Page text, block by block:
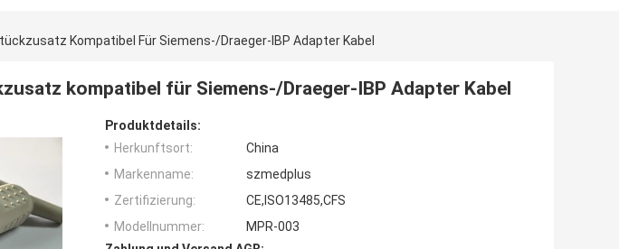
Kompatibel Für Siemens-/Draeger-IBP Adapter Kabel
kompatibel für Siemens-/Draeger-IBP Adapter Kabel
Produktdetails:
Herkunftsort:
China
Markenname:
szmedplus
Zertifizierung:
CE,ISO13485,CFS
Modellnummer:
MPR-003